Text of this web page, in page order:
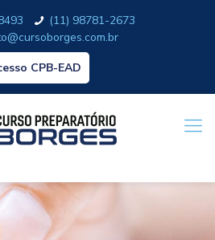
(11) 98781-2673
CPB-EAD